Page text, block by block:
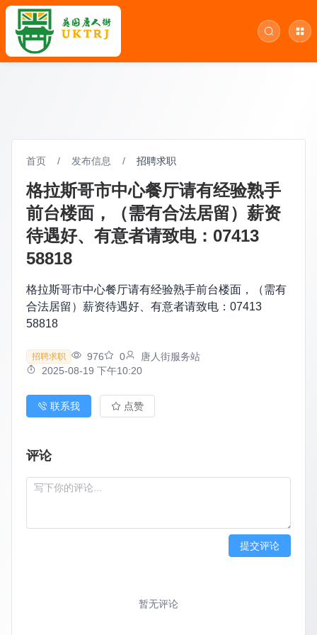
首页 / 发布信息 / 招聘求职
格拉斯哥市中心餐厅请有经验熟手
前台楼面，（需有合法居留）薪资
待遇好、有意者请致电：07413
58818
格拉斯哥市中心餐厅请有经验熟手前台楼面，（需有
合法居留）薪资待遇好、有意者请致电：07413
58818
招聘求职 976 0
唐人街服务站
2025-08-19 下午10:20
联系我 点赞
评论
提交评论
暂无评论